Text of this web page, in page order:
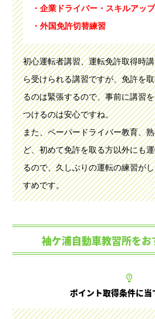
・企業ドライバー・スキルアッ
・外国免許切替練習
初心運転者講習、運転免許取得時
ら受けられる講習ですが、免許を
るのは緊張するので、事前に講習
つけるのは安心ですね。
また、ペーパードライバー教育、
ど、初めて免許を取る方以外にも
るので、久しぶりの運転の練習が
すめです。
袖ケ浦自動車教習所を
ポイント取得条件に当